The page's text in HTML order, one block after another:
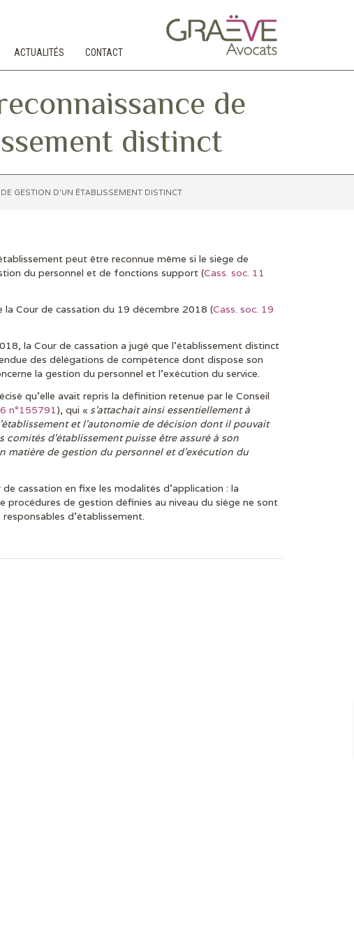
ACTUALITÉS CONTACT
de
distinct
GESTION D’UN ÉTABLISSEMENT DISTINCT
peut être reconnue même si le siège de
du personnel et de fonctions support (Cass. soc. 11
la Cour de cassation du 19 décembre 2018 (Cass. soc. 19
la Cour de cassation a jugé que l’établissement distinct
des délégations de compétence dont dispose son
la gestion du personnel et l’exécution du service.
qu’elle avait repris la définition retenue par le Conseil
n°155791), qui « s’attachait ainsi essentiellement à
et l’autonomie de décision dont il pouvait
d’établissement puisse être assuré à son
matière de gestion du personnel et d’exécution du
cassation en fixe les modalités d’application : la
de gestion définies au niveau du siège ne sont
d’établissement.